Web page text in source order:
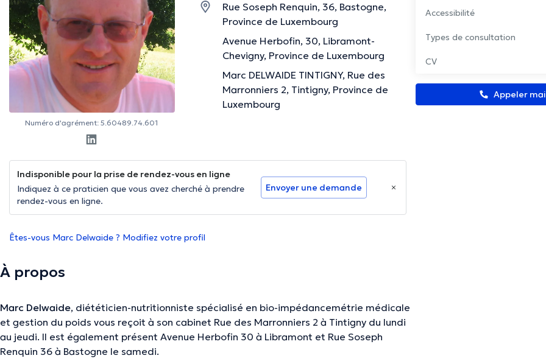
Accessibilité
Types de consultation
CV
Appeler
Numéro d'agrément: 5.60489.74.601
Rue Soseph Renquin, 36, Bastogne,
Province de Luxembourg
Avenue Herbofin, 30, Libramont-
Chevigny, Province de Luxembourg
Marc DELWAIDE TINTIGNY, Rue des
Marronniers 2, Tintigny, Province de
Luxembourg
Indisponible pour la prise de rendez-vous en ligne
Indiquez à ce praticien que vous avez cherché à prendre
rendez-vous en ligne.
Envoyer une demande
Êtes-vous Marc Delwaide ? Modifiez votre profil
À propos
Marc Delwaide, diététicien-nutritionniste spécialisé en bio-impédancemétrie médicale
et gestion du poids vous reçoit à son cabinet Rue des Marronniers 2 à Tintigny du lundi
au jeudi. Il est également présent Avenue Herbofin 30 à Libramont et Rue Soseph
Renquin 36 à Bastogne le samedi.